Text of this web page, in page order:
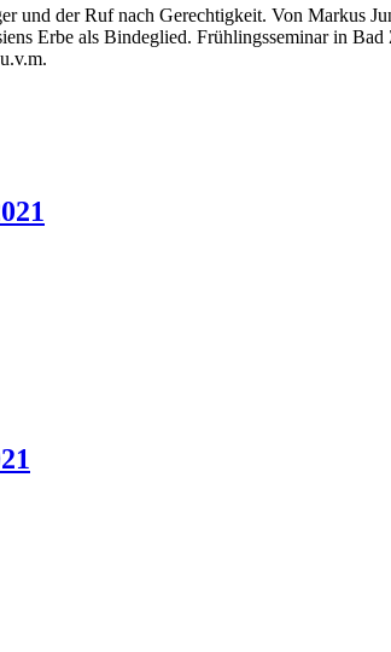
und der Ruf nach Gerech­tig­keit. Von Mar­kus
Erbe als Bin­de­glied. Früh­lings­se­mi­nar in